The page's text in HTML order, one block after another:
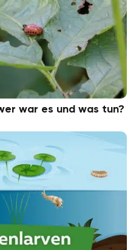
war es und was tun?